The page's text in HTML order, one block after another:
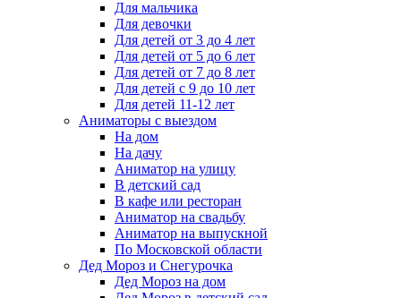
Для мальчика
Для девочки
Для детей от 3 до 4 лет
Для детей от 5 до 6 лет
Для детей от 7 до 8 лет
Для детей с 9 до 10 лет
Для детей 11-12 лет
Аниматоры с выездом
На дом
На дачу
Аниматор на улицу
В детский сад
В кафе или ресторан
Аниматор на свадьбу
Аниматор на выпускной
По Московской области
Дед Мороз и Снегурочка
Дед Мороз на дом